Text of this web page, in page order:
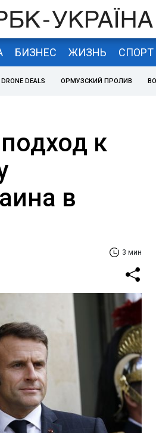
БИЗНЕС ЖИЗНЬ СПОРТ
DRONE DEALS ОРМУЗСКИЙ ПРОЛИВ
к
в
3 мин